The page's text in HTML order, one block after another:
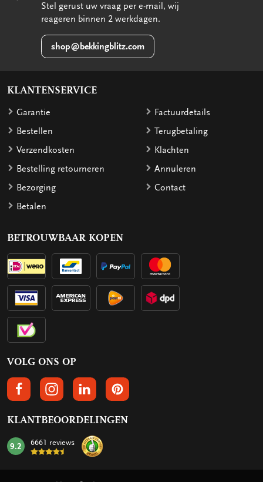
Stel gerust uw vraag per e-mail, wij
reageren binnen 2 werkdagen.
shop@bekkingblitz.com
KLANTENSERVICE
Garantie
Bestellen
Verzendkosten
Bestelling retourneren
Bezorging
Betalen
Factuurdetails
Terugbetaling
Klachten
Annuleren
Contact
BETROUWBAAR KOPEN
VOLG ONS OP
VOLGS ONS OP FACEBOOK
VOLG ONS OP INSTAGRAM
VOLG ONS OP LINKEDIN
VOLG ONS OP PINTEREST
KLANTBEOORDELINGEN
mark:
9.2 6661 reviews